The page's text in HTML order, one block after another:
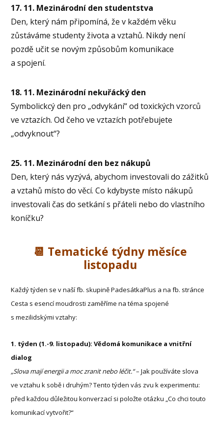
17. 11. Mezinárodní den studentstva
Den, který nám připomíná, že v každém věku
zůstáváme studenty života a vztahů. Nikdy není
pozdě učit se novým způsobům komunikace
a spojení.
18. 11. Mezinárodní nekuřácký den
Symbolickcý den pro „odvykání“ od toxických vzorců
ve vztazích. Od čeho ve vztazích potřebujete
„odvyknout“?
25. 11. Mezinárodní den bez nákupů
Den, který nás vyzývá, abychom investovali do zážitků
a vztahů místo do věcí. Co kdybyste místo nákupů
investovali čas do setkání s přáteli nebo do vlastního
koníčku?
📆 Tematické týdny měsíce
listopadu
Každý týden se v naší fb. skupině PadesátkaPlus a na fb. stránce
Cesta s esencí moudrosti zaměříme na téma spojené
s mezilidskými vztahy:
1. týden (1.-9. listopadu): Vědomá komunikace a vnitřní
dialog
„Slova mají energii a moc zranit nebo léčit.“– Jak používáte slova
ve vztahu k sobě i druhým? Tento týden vás zvu k experimentu:
před každou důležitou konverzací si položte otázku „Co chci touto
komunikací vytvořit?“